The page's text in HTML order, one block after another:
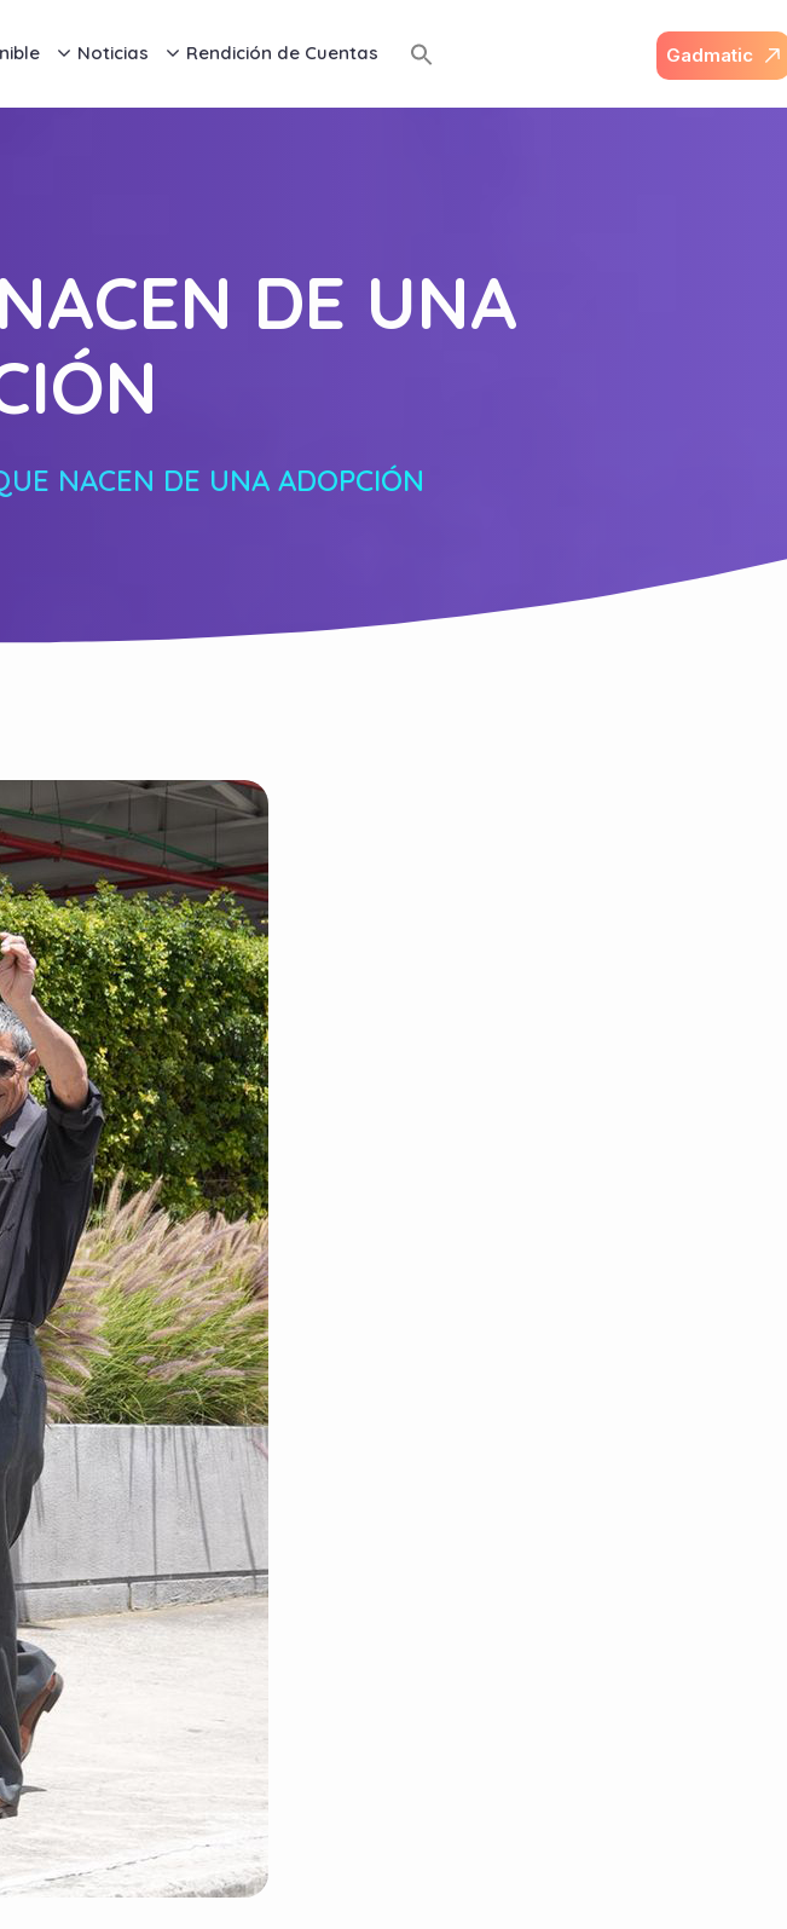
Noticias Rendición de Cuentas Gadmatic
DE UNA
NACEN DE UNA ADOPCIÓN